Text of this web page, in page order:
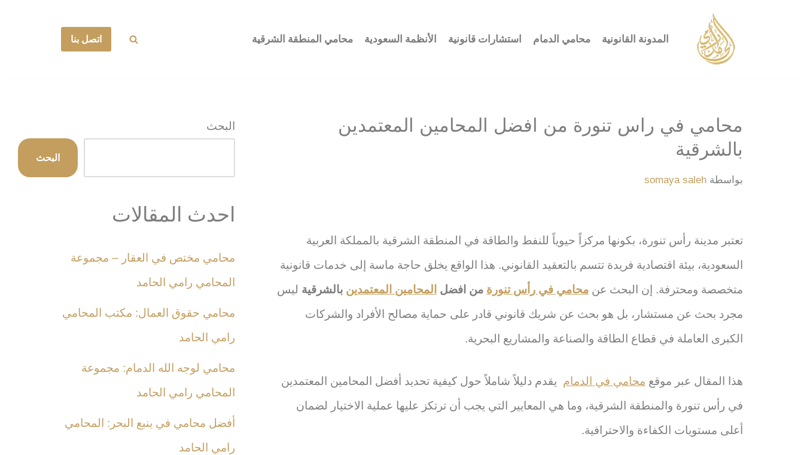
المدونة القانونية محامي الدمام استشارات قانونية الأنظمة السعودية محامي المنطقة الشرقية اتصل بنا
محامي في راس تنورة من افضل المحامين المعتمدين
بالشرقية
بواسطة somaya saleh
تعتبر مدينة رأس تنورة، بكونها مركزاً حيوياً للنفط والطاقة في المنطقة الشرقية بالمملكة العربية
السعودية، بيئة اقتصادية فريدة تتسم بالتعقيد القانوني. هذا الواقع يخلق حاجة ماسة إلى خدمات قانونية
متخصصة ومحترفة. إن البحث عن محامي في رأس تنورة من افضل المحامين المعتمدين بالشرقية ليس
مجرد بحث عن مستشار، بل هو بحث عن شريك قانوني قادر على حماية مصالح الأفراد والشركات
الكبرى العاملة في قطاع الطاقة والصناعة والمشاريع البحرية.
هذا المقال عبر موقع محامي في الدمام يقدم دليلاً شاملاً حول كيفية تحديد أفضل المحامين المعتمدين
في رأس تنورة والمنطقة الشرقية، وما هي المعايير التي يجب أن ترتكز عليها عملية الاختيار لضمان
أعلى مستويات الكفاءة والاحترافية.
البحث
البحث
احدث المقالات
محامي مختص في العقار – مجموعة
المحامي رامي الحامد
محامي حقوق العمال: مكتب المحامي
رامي الحامد
محامي لوجه الله الدمام: مجموعة
المحامي رامي الحامد
أفضل محامي في ينبع البحر: المحامي
رامي الحامد